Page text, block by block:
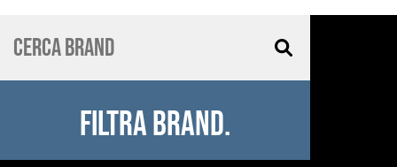
FILTRA BRAND.